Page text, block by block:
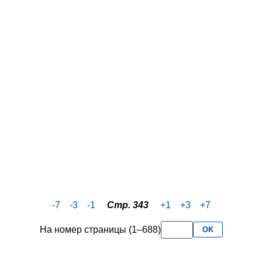
-7 -3 -1 Стр. 343 +1 +3 +7
На номер страницы (1–688) OK